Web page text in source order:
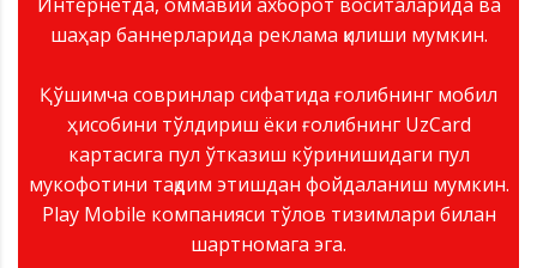
шаҳар баннерларида реклама қилиши мумкин.
Қўшимча совринлар сифатида ғолибнинг мобил
ҳисобини тўлдириш ёки ғолибнинг UzCard
картасига пул ўтказиш кўринишидаги пул
мукофотини тақдим этишдан фойдаланиш мумкин.
Play Mobile компанияси тўлов тизимлари билан
шартномага эга.